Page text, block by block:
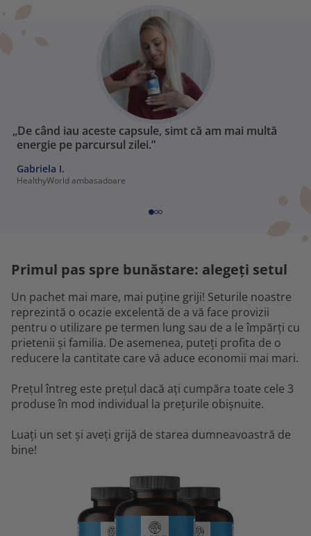
„De când iau aceste capsule, simt că am mai multă
energie pe parcursul zilei.”
Gabriela I.
HealthyWorld ambasadoare
Primul pas spre bunăstare: alegeți setul
Un pachet mai mare, mai puține griji! Seturile noastre
reprezintă o ocazie excelentă de a vă face provizii
pentru o utilizare pe termen lung sau de a le împărți cu
prietenii și familia. De asemenea, puteți profita de o
reducere la cantitate care vă aduce economii mai mari.
Prețul întreg este prețul dacă ați cumpăra toate cele 3
produse în mod individual la prețurile obișnuite.
Luați un set și aveți grijă de starea dumneavoastră de
bine!